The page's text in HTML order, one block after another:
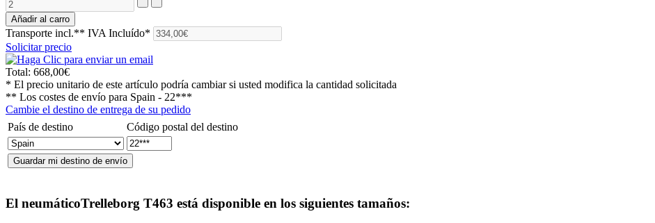
Transporte incl.** IVA Incluído*
Solicitar precio
Total: 668,00€
* El precio unitario de este artículo podría cambiar si usted modifica la cantidad solicitada
** Los costes de envío para Spain - 22***
Cambie el destino de entrega de su pedido
País de destino
Código postal del destino
El neumáticoTrelleborg T463 está disponible en los siguientes tamaños: